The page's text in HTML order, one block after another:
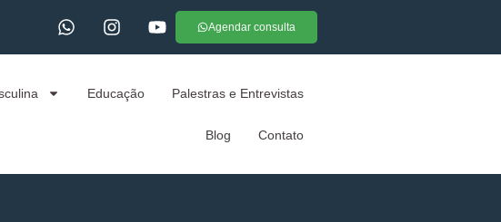
Agendar consulta
Educação Palestras e Entrevistas
Blog Contato